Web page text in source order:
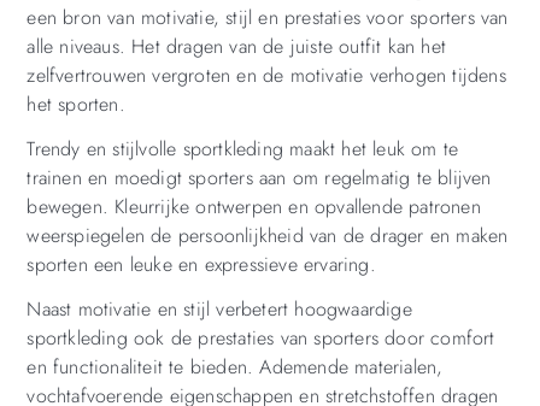
een bron van motivatie, stijl en prestaties voor sporters van
alle niveaus. Het dragen van de juiste outfit kan het
zelfvertrouwen vergroten en de motivatie verhogen tijdens
het sporten.
Trendy en stijlvolle sportkleding maakt het leuk om te
trainen en moedigt sporters aan om regelmatig te blijven
bewegen. Kleurrijke ontwerpen en opvallende patronen
weerspiegelen de persoonlijkheid van de drager en maken
sporten een leuke en expressieve ervaring.
Naast motivatie en stijl verbetert hoogwaardige
sportkleding ook de prestaties van sporters door comfort
en functionaliteit te bieden. Ademende materialen,
vochtafvoerende eigenschappen en stretchstoffen dragen